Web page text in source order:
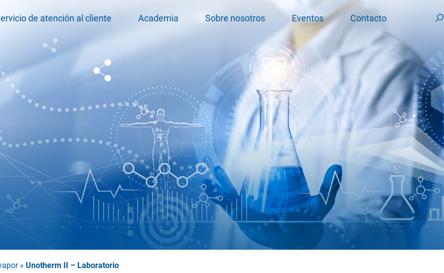
de atención al cliente Academia Sobre nosotros Eventos Contacto
» Unotherm II – Laboratorio